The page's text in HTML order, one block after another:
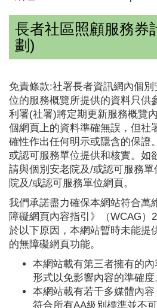
長者社區照顧服務券
劃)
免責條款:社署長者資訊網內個
位的服務概覽所提供的資料只供
利署(社署)將定期更新服務概覽
個網頁上的資料準確無誤，但社
確性作出任何明示或隱含的保證
或認可服務單位提供和核實。如
請與個別安老院及/或認可服務
院及/或認可服務單位網頁。
我們承諾盡力確保本網站符合萬
障礙網頁內容指引》（WCAG）
於以下原因，本網站暫時未能提
的無障礙網頁功能。
本網站載有第三者擁有的
形式以免影響內容的準確度
本網站載有若干多媒體內
符合所有AA級別標準並不可